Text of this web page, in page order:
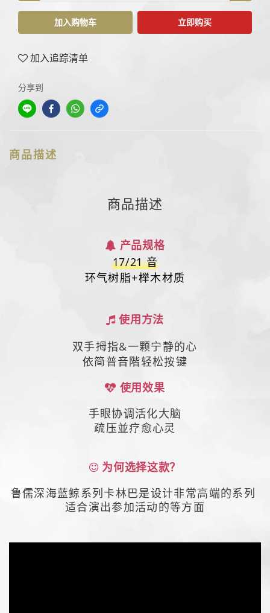
加入购物车 立即购买
加入追踪清单
分享到
商品描述
商品描述
产品规格
17/21 音
环气树脂+榉木材质
使用方法
双手拇指&一颗宁静的心
依简普音階轻松按键
使用效果
手眼协调活化大脑
疏压並疗愈心灵
为何选择这款？
鲁儒深海蓝鲸系列卡林巴是设计非常高端的系列
适合演出参加活动的等方面